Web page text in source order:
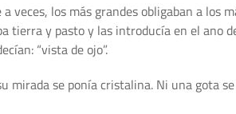
los más grandes obligaban a los
y pasto y las introducía en el ano
“vista de ojo”.
se ponía cristalina. Ni una gota